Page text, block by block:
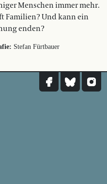
Menschen immer mehr.
Familien? Und kann ein
enden?
Stefan Fürtbauer